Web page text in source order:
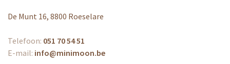
De Munt 16, 8800 Roeselare
Telefoon: 051 70 54 51
E-mail: info@minimoon.be